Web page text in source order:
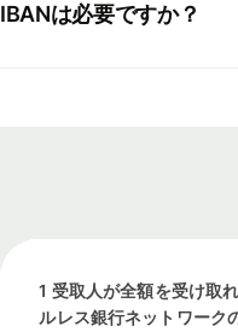
IBANは必要ですか？
1 受取人が全額を受け取
ルレス銀行ネットワーク